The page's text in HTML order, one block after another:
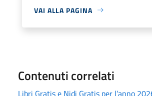
VAI ALLA PAGINA
Contenuti correlati
Libri Gratis e Nidi Gratis per l’anno